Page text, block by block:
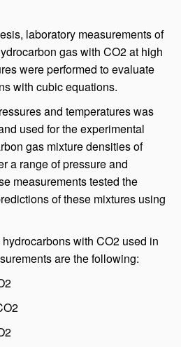
laboratory measurements of
gas with CO2 at high
were performed to evaluate
with cubic equations.
and temperatures was
used for the experimental
gas mixture densities of
a range of pressure and
measurements tested the
of these mixtures using
with CO2 used in
are the following: